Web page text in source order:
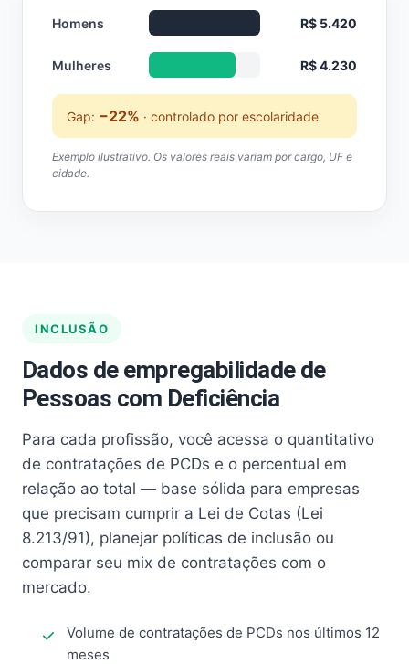
Homens R$ 5.420
Mulheres R$ 4.230
Gap: −22% · controlado por escolaridade
Exemplo ilustrativo. Os valores reais variam por cargo, UF e
cidade.
INCLUSÃO
Dados de empregabilidade de
Pessoas com Deficiência
Para cada profissão, você acessa o quantitativo
de contratações de PCDs e o percentual em
relação ao total — base sólida para empresas
que precisam cumprir a Lei de Cotas (Lei
8.213/91), planejar políticas de inclusão ou
comparar seu mix de contratações com o
mercado.
Volume de contratações de PCDs nos últimos 12
meses